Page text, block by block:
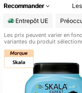
Recommander
Entrepôt UE
Les prix peuvent varier en
variantes du produit